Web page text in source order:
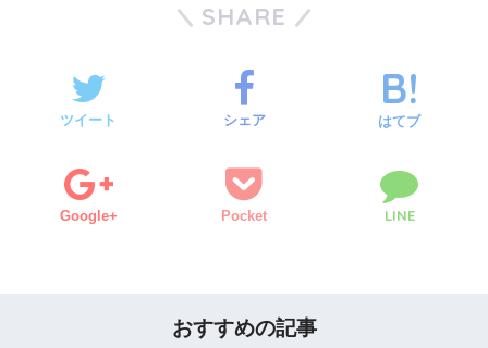
SHARE
ツイート シェア はてブ
Google+ Pocket LINE
おすすめの記事